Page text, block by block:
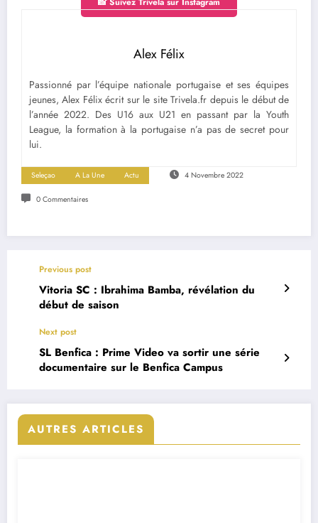
Alex Félix
Passionné par l’équipe nationale portugaise et ses équipes
jeunes, Alex Félix écrit sur le site Trivela.fr depuis le début de
l’année 2022. Des U16 aux U21 en passant par la Youth
League, la formation à la portugaise n’a pas de secret pour
lui.
Seleçao A La Une Actu 4 Novembre 2022
0 Commentaires
Previous post
Vitoria SC : Ibrahima Bamba, révélation du
début de saison
Next post
SL Benfica : Prime Video va sortir une série
documentaire sur le Benfica Campus
AUTRES ARTICLES